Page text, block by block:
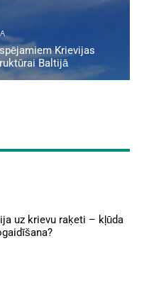
Krievijas
Baltijā
uz krievu raķeti – kļūda